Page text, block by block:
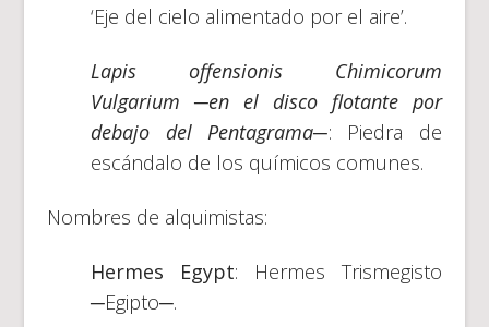
‘Eje del cielo alimentado por el aire’.
Lapis offensionis Chimicorum
Vulgarium ─en el disco flotante por
debajo del Pentagrama─: Piedra de
escándalo de los químicos comunes.
Nombres de alquimistas:
Hermes Egypt: Hermes Trismegisto
─Egipto─.